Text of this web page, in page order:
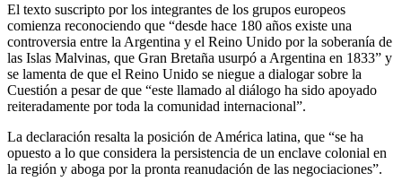
El texto suscripto por los integrantes de los grupos europeos
comienza reconociendo que “desde hace 180 años existe una
controversia entre la Argentina y el Reino Unido por la soberanía de
las Islas Malvinas, que Gran Bretaña usurpó a Argentina en 1833” y
se lamenta de que el Reino Unido se niegue a dialogar sobre la
Cuestión a pesar de que “este llamado al diálogo ha sido apoyado
reiteradamente por toda la comunidad internacional”.
La declaración resalta la posición de América latina, que “se ha
opuesto a lo que considera la persistencia de un enclave colonial en
la región y aboga por la pronta reanudación de las negociaciones”.